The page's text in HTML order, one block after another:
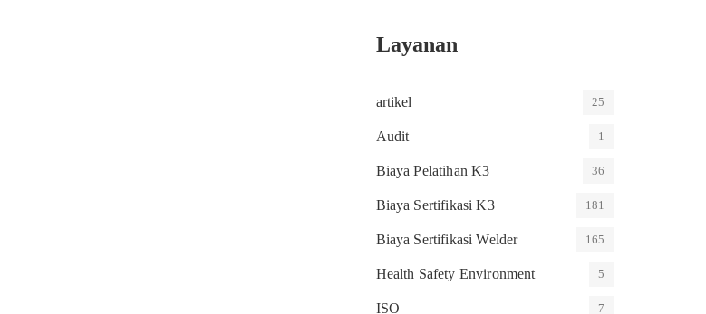
Layanan
artikel 25
Audit 1
Biaya Pelatihan K3 36
Biaya Sertifikasi K3 181
Biaya Sertifikasi Welder 165
Health Safety Environment 5
ISO 7